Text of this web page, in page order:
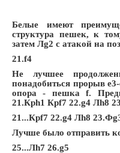
Белые имеют
структура пешек, к
затем Лg2 с атакой на
21.f4
Не лучшее
понадобиться прорыв е3-
опора - пешка f.
21.Крh1 Крf7 22.g4 Лh8
21...Крf7 22.g4 Лh8
Лучше было отправить
25...Лh7 26.g5